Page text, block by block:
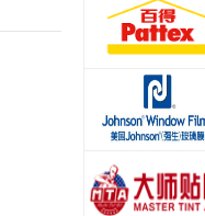
3M
查看详情
汉高百得/Pattex
查看详情
强生膜
查看详情